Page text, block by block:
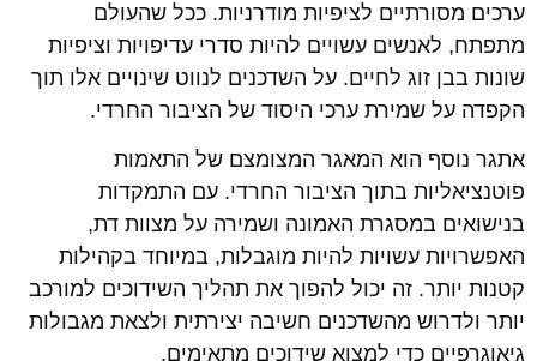
ערכים מסורתיים לציפיות מודרניות. ככל שהעולם
מתפתח, לאנשים עשויים להיות סדרי עדיפויות וציפיות
שונות בבן זוג לחיים. על השדכנים לנווט שינויים אלו תוך
הקפדה על שמירת ערכי היסוד של הציבור החרדי.
אתגר נוסף הוא המאגר המצומצם של התאמות
פוטנציאליות בתוך הציבור החרדי. עם התמקדות
בנישואים במסגרת האמונה ושמירה על מצוות דת,
האפשרויות עשויות להיות מוגבלות, במיוחד בקהילות
קטנות יותר. זה יכול להפוך את תהליך השידוכים למורכב
יותר ולדרוש מהשדכנים חשיבה יצירתית ולצאת מגבולות
גיאוגרפיים כדי למצוא שידוכים מתאימים.